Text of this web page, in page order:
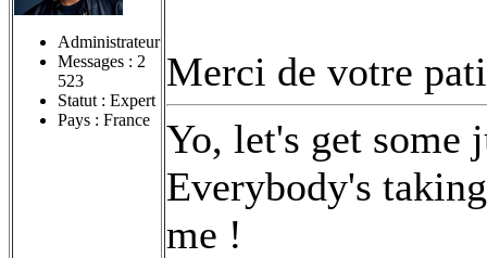
Administrateur
Messages : 2
523
Statut : Expert
Pays : France
Merci de votre
Yo, let's get some
Everybody's
me !